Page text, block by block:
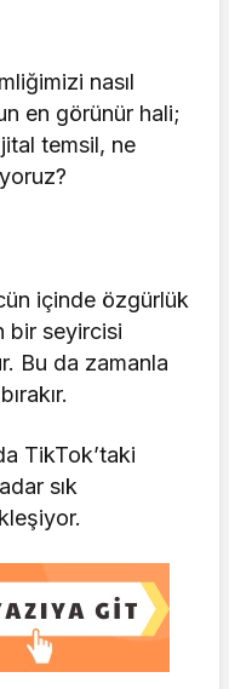
nasıl
en görünür hali;
temsil, ne
içinde özgürlük
bir seyircisi
Bu da zamanla
TikTok’taki
sık